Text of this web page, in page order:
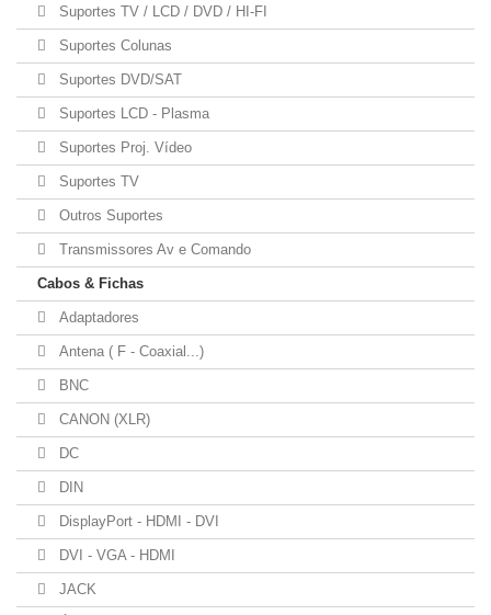
Suportes TV / LCD / DVD / HI-FI
Suportes Colunas
Suportes DVD/SAT
Suportes LCD - Plasma
Suportes Proj. Vídeo
Suportes TV
Outros Suportes
Transmissores Av e Comando
Cabos & Fichas
Adaptadores
Antena ( F - Coaxial...)
BNC
CANON (XLR)
DC
DIN
DisplayPort - HDMI - DVI
DVI - VGA - HDMI
JACK